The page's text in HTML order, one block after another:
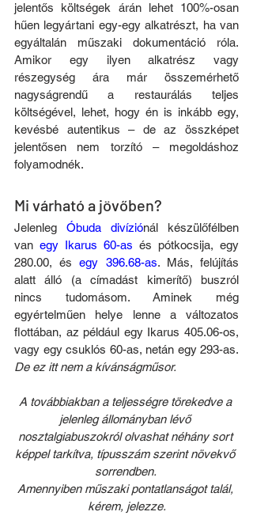
jelentős költségek árán lehet 100%-osan
hűen legyártani egy-egy alkatrészt, ha van
egyáltalán műszaki dokumentáció róla.
Amikor egy ilyen alkatrész vagy
részegység ára már összemérhető
nagyságrendű a restaurálás teljes
költségével, lehet, hogy én is inkább egy,
kevésbé autentikus – de az összképet
jelentősen nem torzító – megoldáshoz
folyamodnék.
Mi várható a jövőben?
Jelenleg Óbuda divíziónál készülőfélben
van egy Ikarus 60-as és pótkocsija, egy
280.00, és egy 396.68-as. Más, felújítás
alatt álló (a címadást kimerítő) buszról
nincs tudomásom. Aminek még
egyértelműen helye lenne a változatos
flottában, az például egy Ikarus 405.06-os,
De ez itt nem a kívánságműsor.
A továbbiakban a teljességre törekedve a
jelenleg állományban lévő
nosztalgiabuszokról olvashat néhány sort
képpel tarkítva, típusszám szerint növekvő
sorrendben.
Amennyiben műszaki pontatlanságot talál,
kérem, jelezze.